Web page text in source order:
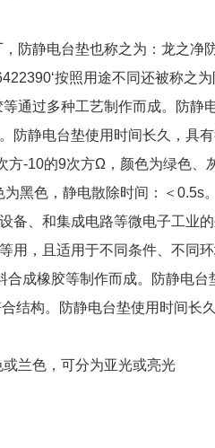
防静电台垫也称之为：龙之净
按照用途不同还被称之
通过多种工艺制作而成。防静
防静电台垫使用时间长久，具
方-10的9次方Ω，颜色为绿色、
黑色，静电散除时间：＜0.5s。
备、和集成电路等微电子工业
用，且适用于不同条件、不同环
成橡胶等制作而成。防静电
结构。防静电台垫使用时间长
兰色，可分为亚光或亮光